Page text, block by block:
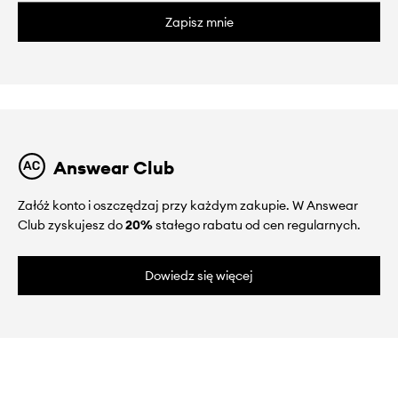
Zapisz mnie
Answear Club
Załóż konto i oszczędzaj przy każdym zakupie. W Answear
Club zyskujesz do20%stałego rabatu od cen regularnych.
Dowiedz się więcej